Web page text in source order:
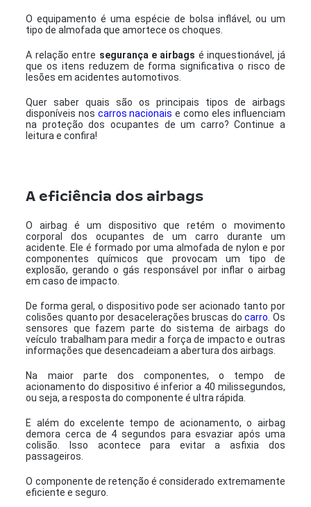
O equipamento é uma espécie de bolsa inflável, ou um
tipo de almofada que amortece os choques.
A relação entre segurança e airbags é inquestionável, já
que os itens reduzem de forma significativa o risco de
lesões em acidentes automotivos.
Quer saber quais são os principais tipos de airbags
disponíveis noscarros nacionais e como eles influenciam
na proteção dos ocupantes de um carro? Continue a
leitura e confira!
A eficiência dos airbags
O airbag é um dispositivo que retém o movimento
corporal dos ocupantes de um carro durante um
acidente. Ele é formado por uma almofada de nylon e por
componentes químicos que provocam um tipo de
explosão, gerando o gás responsável por inflar o airbag
em caso de impacto.
De forma geral, o dispositivo pode ser acionado tanto por
colisões quanto por desacelerações bruscas docarro . Os
sensores que fazem parte do sistema de airbags do
veículo trabalham para medir a força de impacto e outras
informações que desencadeiam a abertura dos airbags.
Na maior parte dos componentes, o tempo de
acionamento do dispositivo é inferior a 40 milissegundos,
ou seja, a resposta do componente é ultra rápida.
E além do excelente tempo de acionamento, o airbag
demora cerca de 4 segundos para esvaziar após uma
colisão. Isso acontece para evitar a asfixia dos
passageiros.
O componente de retenção é considerado extremamente
eficiente e seguro.